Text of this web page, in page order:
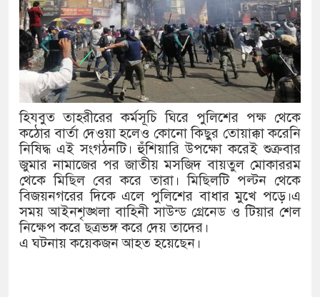
‘গুলশানের চামেলি’তে ভিন্ন রূপে
যৌনকর্মীর দালাল চরিত্রে
সারজিস-পাটোয়ারীসহ ১০ জনের
গুলশান থেকে সাবেক মন্ত্রী লতিফ
‘স্কুটি নাকি গোল্ড?’ ক্যাম্পেইনের
এর ফ্রিডম ব্র্যান্ড, বাড়ল ক্যাম্পেইনের
সংবিধান অনুযায়ী যথাসময়ে
১৫২২ পুলিশ সদস্যকে চাকরিতে
হিযবুত তাহরীরের কর্মসূচি ঘিরে পুলিশের পক্ষ থেকে
কঠোর বার্তা দেওয়া হলেও কোনো কিছুর তোয়াক্কা করেনি
নিষিদ্ধ এই সংগঠনটি। হুঁশিয়ারি উপক্ষো করেই শুক্রবার
জুমার নামাজের পর জাতীয় মসজিদ বায়তুল মোকাররম
থেকে মিছিল বের করে তারা। মিছিলটি পল্টন থেকে
বিজয়নগরের দিকে এলে পুলিশের বাধার মুখে পড়ে।এ
সময় আইনশৃঙ্খলা বাহিনী সাউন্ড গ্রেনেড ও টিয়ার শেল
নিক্ষেপ করে ছত্রভঙ্গ করে দেয় তাদের।
এ ঘটনায় কয়েকজন আহত হয়েছেন।